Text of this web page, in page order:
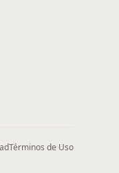
Términos de Uso